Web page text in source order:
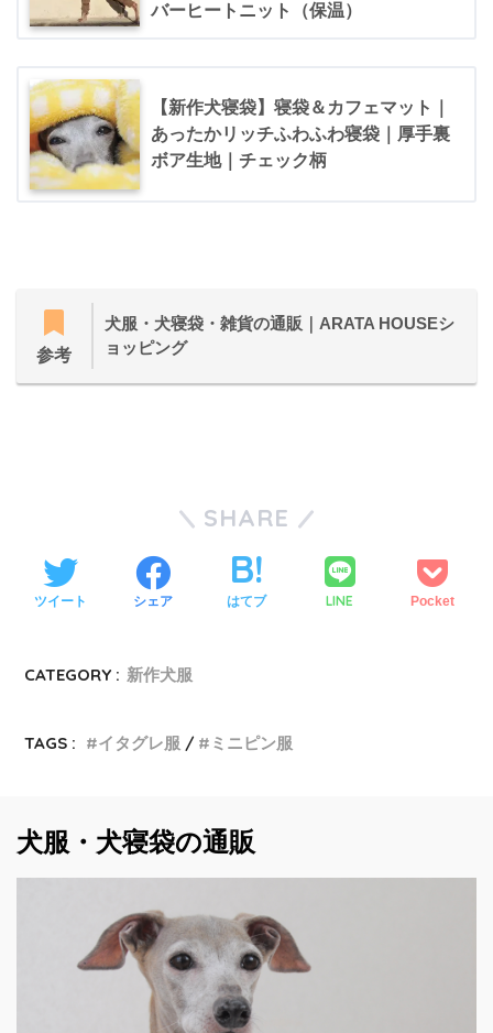
バーヒートニット（保温）
【新作犬寝袋】寝袋＆カフェマット｜
あったかリッチふわふわ寝袋｜厚手裏
ボア生地｜チェック柄
参考
犬服・犬寝袋・雑貨の通販｜ARATA HOUSEシ
ョッピング
SHARE
ツイート シェア はてブ LINE Pocket
CATEGORY : 新作犬服
TAGS : イタグレ服 ミニピン服
犬服・犬寝袋の通販